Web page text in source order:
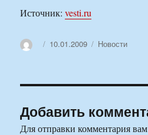
Источник:vesti.ru
АвторОпубликовано
10.01.2009 Рубрики
Новости
Добавить
Для отправки комментария